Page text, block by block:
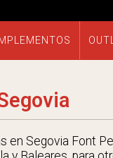
en Segovia Font